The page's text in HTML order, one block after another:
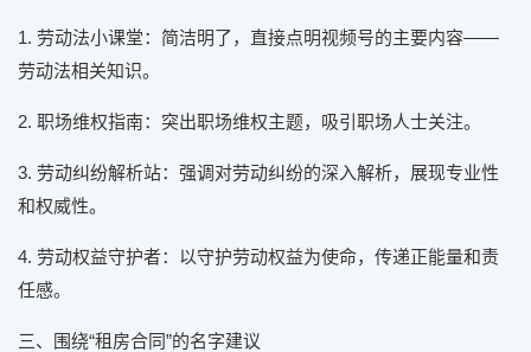
1. 劳动法小课堂：简洁明了，直接点明视频号的主要内容——
劳动法相关知识。
2. 职场维权指南：突出职场维权主题，吸引职场人士关注。
3. 劳动纠纷解析站：强调对劳动纠纷的深入解析，展现专业性
和权威性。
4. 劳动权益守护者：以守护劳动权益为使命，传递正能量和责
任感。
三、围绕“租房合同”的名字建议